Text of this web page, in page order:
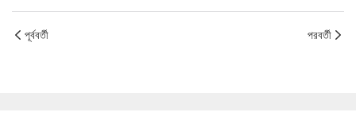
পূর্ববর্তী পরবর্তী